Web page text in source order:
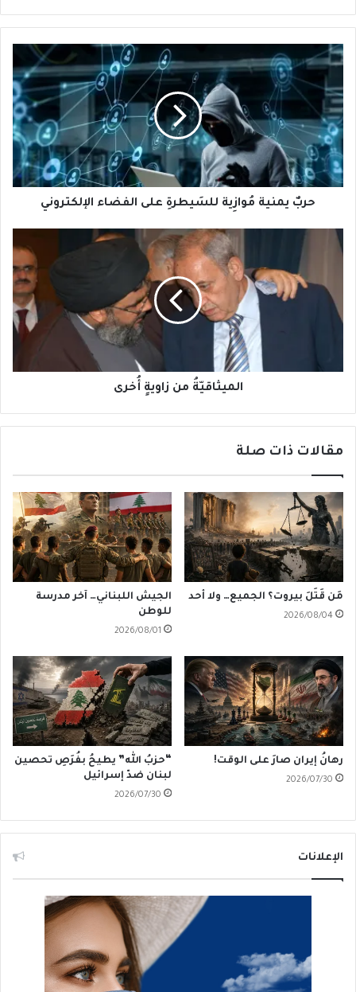
حربٌ
يمنية
مُوازِية
للسَيطرةِ
على
الفضاء
الإلكتروني
حربٌ يمنية مُوازِية للسَيطرةِ على الفضاء الإلكتروني
الميثاقيّةُ
من
أُخرى
الميثاقيّةُ من زاويةٍ أُخرى
مقالات ذات صلة
مَن قَتَلَ بيروت؟ الجميع… ولا أحد
2026/08/04
الجيش اللبناني… آخر مدرسة
للوطن
2026/08/01
رهانُ إيران صارَ على الوقت!
2026/07/30
“حزبُ الله” يطيحُ بفُرَصِ تحصين
لبنان ضدّ إسرائيل
2026/07/30
الإعلانات